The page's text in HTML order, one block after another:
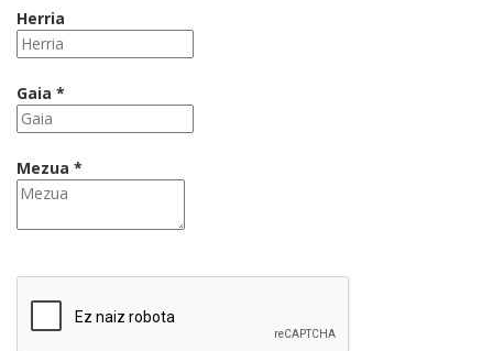
Herria
Gaia *
Mezua *